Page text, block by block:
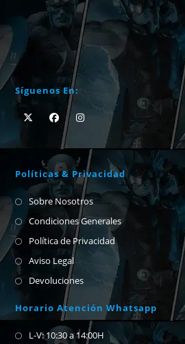
Síguenos En:
Políticas & Privacidad
Sobre Nosotros
Condiciones Generales
Política de Privacidad
Aviso Legal
Devoluciones
Horario Atención Whatsapp
L-V: 10:30 a 14:00H